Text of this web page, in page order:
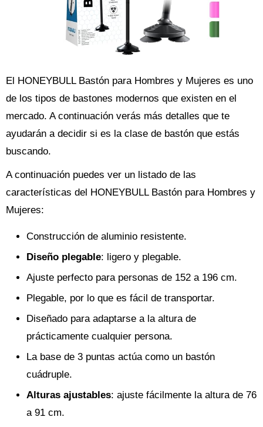
El HONEYBULL Bastón para Hombres y Mujeres es uno
de los tipos de bastones modernos que existen en el
mercado. A continuación verás más detalles que te
ayudarán a decidir si es la clase de bastón que estás
buscando.
A continuación puedes ver un listado de las
características del HONEYBULL Bastón para Hombres y
Mujeres:
Construcción de aluminio resistente.
Diseño plegable: ligero y plegable.
Ajuste perfecto para personas de 152 a 196 cm.
Plegable, por lo que es fácil de transportar.
Diseñado para adaptarse a la altura de
prácticamente cualquier persona.
La base de 3 puntas actúa como un bastón
cuádruple.
Alturas ajustables: ajuste fácilmente la altura de 76
a 91 cm.